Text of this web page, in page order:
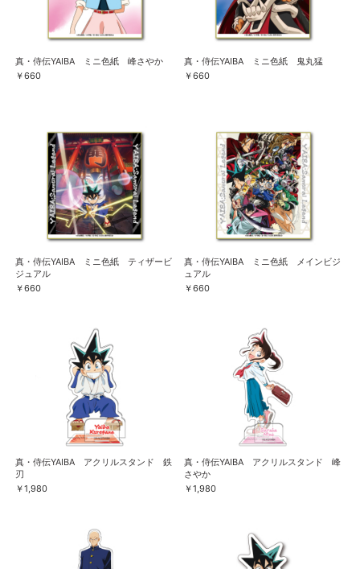
真・侍伝YAIBA ミニ色紙 峰さやか
￥660
真・侍伝YAIBA ミニ色紙 鬼丸猛
￥660
真・侍伝YAIBA ミニ色紙 ティザービ
ジュアル
￥660
真・侍伝YAIBA ミニ色紙 メインビジ
ュアル
￥660
真・侍伝YAIBA アクリルスタンド 鉄
刃
￥1,980
真・侍伝YAIBA アクリルスタンド 峰
さやか
￥1,980